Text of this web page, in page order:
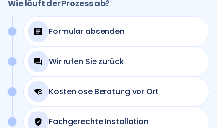
Wie läuft der Prozess ab?
Formular absenden
Wir rufen Sie zurück
Kostenlose Beratung vor Ort
Fachgerechte Installation